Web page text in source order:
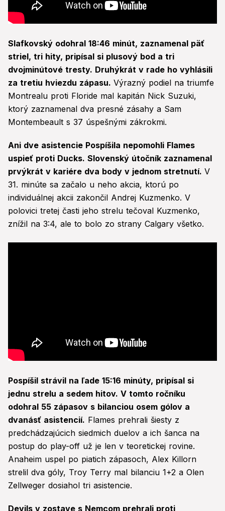
Slafkovský odohral 18:46 minút, zaznamenal päť
striel, tri hity, pripísal si plusový bod a tri
dvojminútové tresty. Druhýkrát v rade ho vyhlásili
za tretiu hviezdu zápasu. Výrazný podiel na triumfe
Montrealu proti Floride mal kapitán Nick Suzuki,
ktorý zaznamenal dva presné zásahy a Sam
Montembeault s 37 úspešnými zákrokmi.
Ani dve asistencie Pospíšila nepomohli Flames
uspieť proti Ducks. Slovenský útočník zaznamenal
prvýkrát v kariére dva body v jednom stretnutí. V
31. minúte sa začalo u neho akcia, ktorú po
individuálnej akcii zakončil Andrej Kuzmenko. V
polovici tretej časti jeho strelu tečoval Kuzmenko,
znížil na 3:4, ale to bolo zo strany Calgary všetko.
Pospíšil strávil na ľade 15:16 minúty, pripísal si
jednu strelu a sedem hitov. V tomto ročníku
odohral 55 zápasov s bilanciou osem gólov a
dvanásť asistencií. Flames prehrali šiesty z
predchádzajúcich siedmich duelov a ich šanca na
postup do play-off už je len v teoretickej rovine.
Anaheim uspel po piatich zápasoch, Alex Killorn
strelil dva góly, Troy Terry mal bilanciu 1+2 a Olen
Zellweger dosiahol tri asistencie.
Devils v zostave s Nemcom prehrali proti